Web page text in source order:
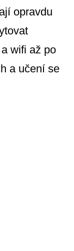
opravdu
wifi až po
a učení se